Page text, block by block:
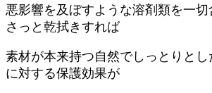
悪影響を及ぼすような溶剤類を一
さっと乾拭きすれば
素材が本来持つ自然でしっとりと
に対する保護効果が